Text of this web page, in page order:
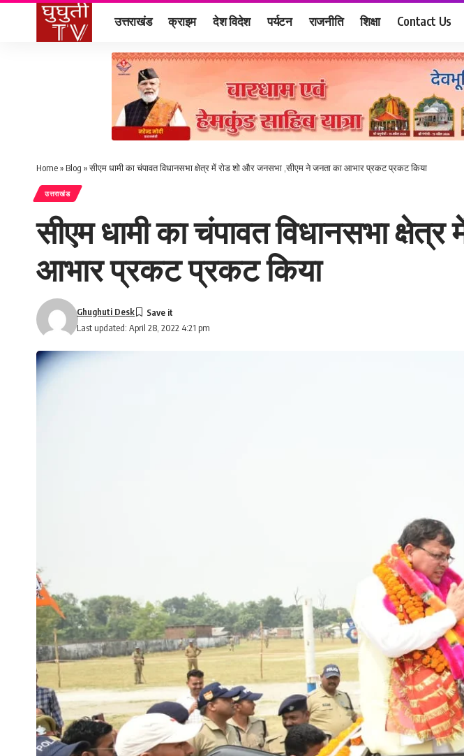
उत्तराखंड क्राइम देश विदेश पर्यटन राजनीति शिक्षा Contact Us
Home» Blog »सीएम धामी का चंपावत विधानसभा क्षेत्र में रोड शो और जनसभा ,सीएम ने जनता का आभार प्रकट प्रकट किया
उत्तराखंड
सीएम धामी का चंपावत विधानसभा
आभार प्रकट प्रकट किया
Last updated: April 28, 2022 4:21 pm
Ghughuti Desk